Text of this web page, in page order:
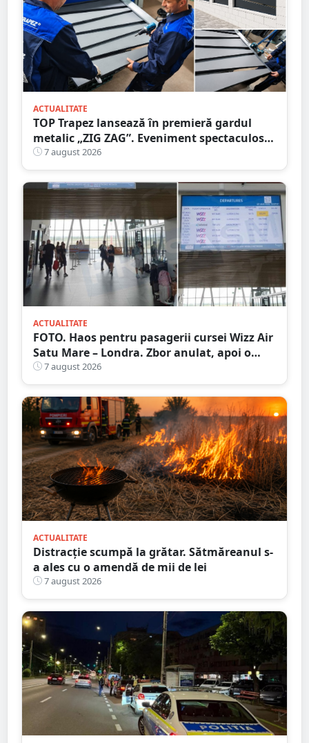
ACTUALITATE
TOP Trapez lansează în premieră gardul
metalic „ZIG ZAG”. Eveniment spectaculos
în Grădina Romei
7 august 2026
ACTUALITATE
FOTO. Haos pentru pasagerii cursei Wizz Air
Satu Mare – Londra. Zbor anulat, apoi o
nouă întârziere. Fără explicații clare
7 august 2026
ACTUALITATE
Distracție scumpă la grătar. Sătmăreanul s-
a ales cu o amendă de mii de lei
7 august 2026